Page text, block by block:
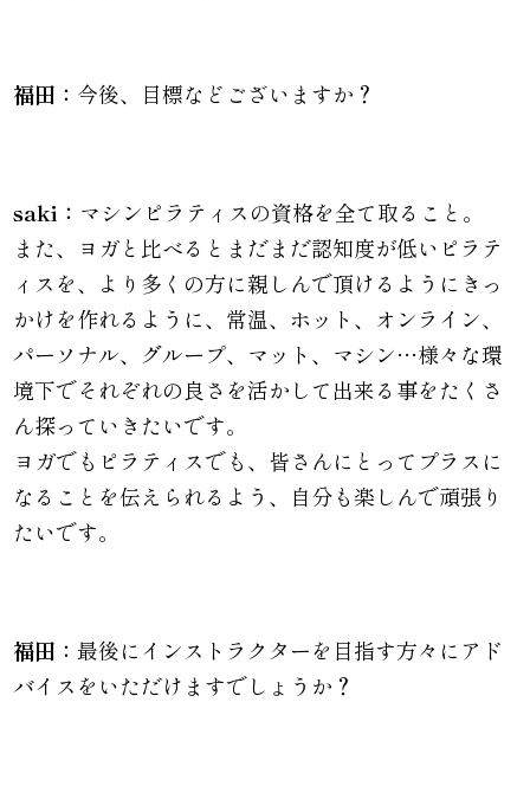
福田： 今後、目標などございますか？
saki： マシンピラティスの資格を全て取ること。
また、ヨガと比べるとまだまだ認知度が低いピラテ
ィスを、より多くの方に親しんで頂けるようにきっ
かけを作れるように、常温、ホット、オンライン、
パーソナル、グループ、マット、マシン…様々な環
境下でそれぞれの良さを活かして出来る事をたくさ
ん探っていきたいです。
ヨガでもピラティスでも、皆さんにとってプラスに
なることを伝えられるよう、自分も楽しんで頑張り
たいです。
福田：最後にインストラクターを目指す方々にアド
バイスをいただけますでしょうか？